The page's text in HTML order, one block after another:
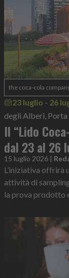
the coca-cola
23 luglio - 26
degli Alberi, Porta
Il “Lido
dal 23 al 26
15 luglio 2026 |
L’iniziativa offrirà
attività di
la prova prodotto